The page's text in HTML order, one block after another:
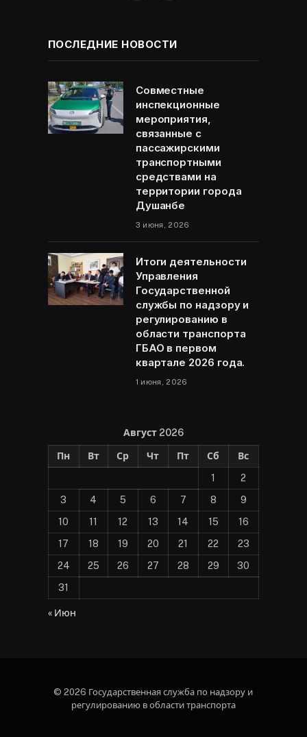
ПОСЛЕДНИЕ НОВОСТИ
Совместные
инспекционные
мероприятия,
связанные с
пассажирскими
транспортными
средствами на
территории города
Душанбе
3 июня, 2026
Итоги деятельности
Управления
Государственной
службы по надзору и
регулированию в
области транспорта
ГБАО в первом
квартале 2026 года.
1 июня, 2026
Август 2026
Пн Вт Ср Чт Пт Сб
Вс
1
2
3
4 5 6 7 8
9
10
11 12 13 14 15
16
17
18 19 20 21 22
23
24
25 26 27 28 29
30
31
« Июн
© 2026 Государственная служба по надзору и
регулированию в области транспорта